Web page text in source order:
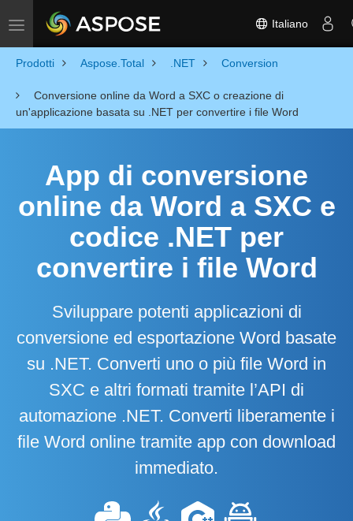
Toggle navigation Italiano
Prodotti Aspose.Total .NET Conversion
Conversione online da Word a SXC o creazione di
un'applicazione basata su .NET per convertire i file Word
App di conversione
online da Word a SXC e
codice .NET per
convertire i file Word
Sviluppare potenti applicazioni di
conversione ed esportazione Word basate
su .NET. Converti uno o più file Word in
SXC e altri formati tramite l’API di
automazione .NET. Converti liberamente i
file Word online tramite app con download
immediato.